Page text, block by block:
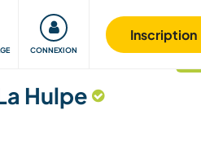
CONNEXION
Inscription
S'impliquer
Hulpe